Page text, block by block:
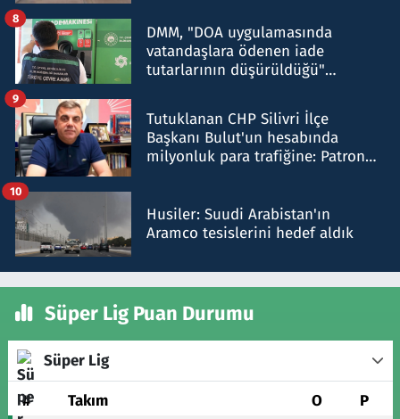
DMM, "DOA uygulamasında
vatandaşlara ödenen iade
tutarlarının düşürüldüğü"
8
Tutuklanan CHP Silivri İlçe
Başkanı Bulut'un hesabında
milyonluk para trafiğine: Patron
9
Husiler: Suudi Arabistan'ın
Aramco tesislerini hedef aldık
10
Süper Lig Puan Durumu
Süper Lig
# Takım O P